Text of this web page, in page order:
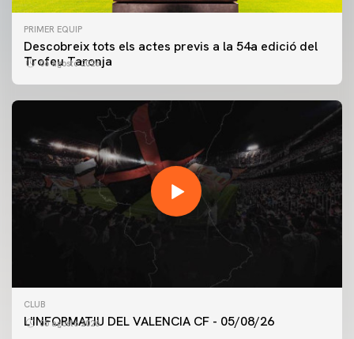
PRIMER EQUIP
Descobreix tots els actes previs a la 54a edició del
Trofeu Taronja
06 agosto 2026
CLUB
L'INFORMATIU DEL VALENCIA CF - 05/08/26
05 agosto 2026
PRIMER EQUIP
ENTRENAMENT DEL VALENCIA CF 5/8/2026